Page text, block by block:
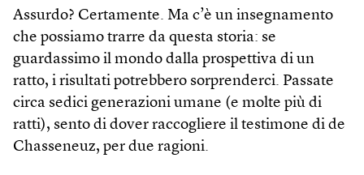
Assurdo? Certamente. Ma c’è un insegnamento
che possiamo trarre da questa storia: se
guardassimo il mondo dalla prospettiva di un
ratto, i risultati potrebbero sorprenderci. Passate
circa sedici generazioni umane (e molte più di
ratti), sento di dover raccogliere il testimone di de
Chasseneuz, per due ragioni.